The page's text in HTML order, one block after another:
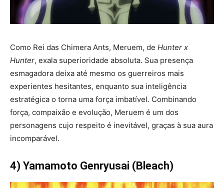
Como Rei das Chimera Ants, Meruem, de Hunter x
Hunter, exala superioridade absoluta. Sua presença
esmagadora deixa até mesmo os guerreiros mais
experientes hesitantes, enquanto sua inteligência
estratégica o torna uma força imbatível. Combinando
força, compaixão e evolução, Meruem é um dos
personagens cujo respeito é inevitável, graças à sua aura
incomparável.
4) Yamamoto Genryusai (Bleach)